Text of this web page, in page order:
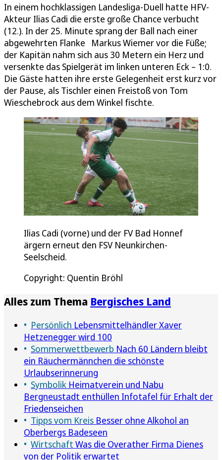
In einem hochklassigen Landesliga-Duell hatte HFV-
Akteur Ilias Cadi die erste große Chance verbucht
(12.). In der 25. Minute sprang der Ball nach einer
abgewehrten Flanke Markus Wiemer vor die Füße;
der Kapitän nahm sich aus 30 Metern ein Herz und
versenkte das Spielgerät im linken unteren Eck – 1:0.
Die Gäste hatten ihre erste Gelegenheit erst kurz vor
der Pause, als Tischler einen Freistoß von Tom
Wieschebrock aus dem Winkel fischte.
Ilias Cadi (vorne) und der FV Bad Honnef
ärgern erneut den FSV Neunkirchen-
Seelscheid.
Copyright: Quentin Bröhl
Alles zum Thema Bergisches Land
Persönlich Lebensmittelhändler Xaver
Hetzenegger wird 100
Sommerwettbewerb Nach 60 Ländern bleibt
ein Räuchermännchen die schönste
Urlaubserinnerung
Symbolik Heimatverein und Nabu
Bergneustadt enthüllen Infotafel für Erhalt der
Friedenseichen
Tipps vom Kreis Besser ohne Alkohol an
Oberbergs Badeseen
Wirtschaft Was die Overather Firma Dienes
von der Politik erwartet